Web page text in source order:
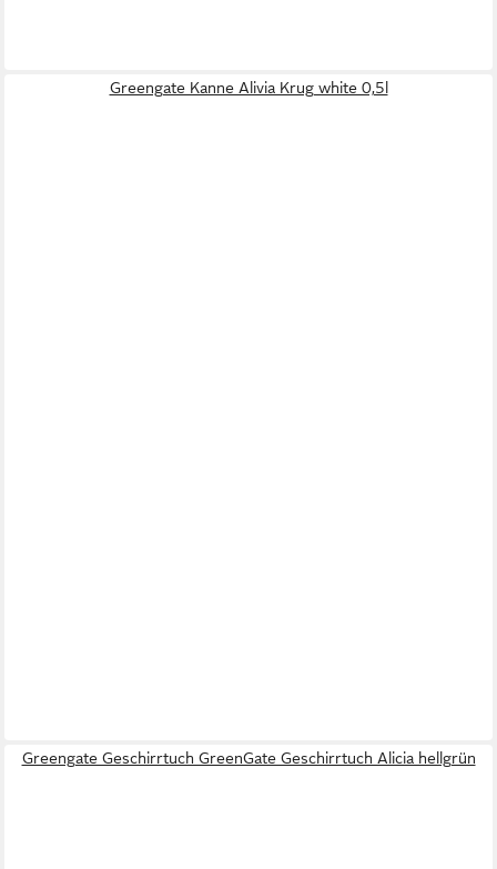
Greengate Kanne Alivia Krug white 0,5l
Greengate Geschirrtuch GreenGate Geschirrtuch Alicia hellgrün